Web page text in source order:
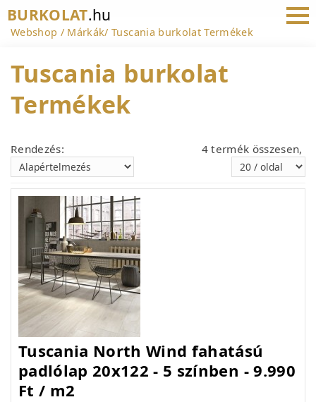
BURKOLAT.hu
Webshop Márkák Tuscania burkolat Termékek
Tuscania burkolat
Termékek
Rendezés: 4 termék összesen,
Tuscania North Wind fahatású
padlólap 20x122 - 5 színben - 9.990
Ft / m2